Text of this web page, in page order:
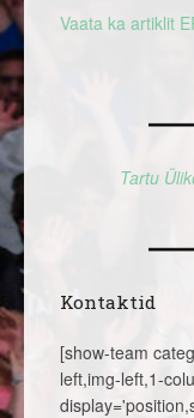
Vaata ka artiklit
Tartu
Kontaktid
[show-team
left,img-left,1-